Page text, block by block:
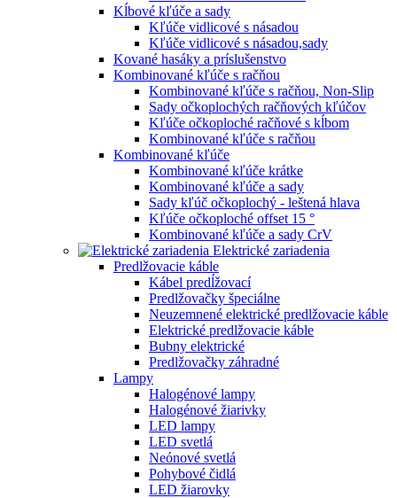
Kĺbové kľúče a sady
Kľúče vidlicové s násadou
Kľúče vidlicové s násadou,sady
Kované hasáky a príslušenstvo
Kombinované kľúče s račňou
Kombinované kľúče s račňou, Non-Slip
Sady očkoplochých račňových kľúčov
Kľúče očkoploché račňové s kĺbom
Kombinované kľúče s račňou
Kombinované kľúče
Kombinované kľúče krátke
Kombinované kľúče a sady
Sady kľúč očkoplochý - leštená hlava
Kľúče očkoploché offset 15 °
Kombinované kľúče a sady CrV
Elektrické zariadenia
Predlžovacie káble
Kábel predĺžovací
Predlžovačky špeciálne
Neuzemnené elektrické predlžovacie káble
Elektrické predlžovacie káble
Bubny elektrické
Predlžovačky záhradné
Lampy
Halogénové lampy
Halogénové žiarivky
LED lampy
LED svetlá
Neónové svetlá
Pohybové čidlá
LED žiarovky